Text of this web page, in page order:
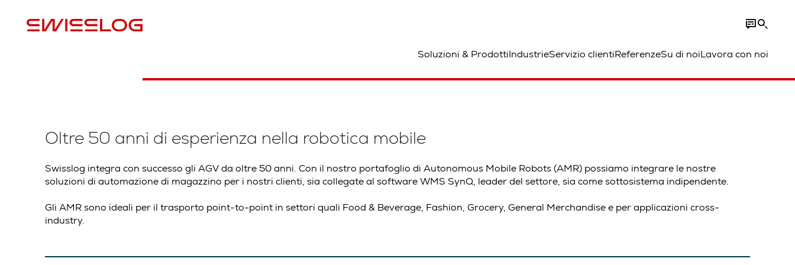
Soluzioni & ProdottiIndustrieServizio clientiReferenzeSu di noiLavora con noi
Oltre 50 anni di esperienza nella robotica mobile
Swisslog integra con successo gli AGV da oltre 50 anni. Con il nostro portafoglio di Autonomous Mobile Robots (AMR) possiamo integrare le nostre
soluzioni di automazione di magazzino per i nostri clienti, sia collegate al software WMS SynQ, leader del settore, sia come sottosistema indipendente.
Gli AMR sono ideali per il trasporto point-to-point in settori quali Food & Beverage, Fashion, Grocery, General Merchandise e perapplicazioni cross-
industry.